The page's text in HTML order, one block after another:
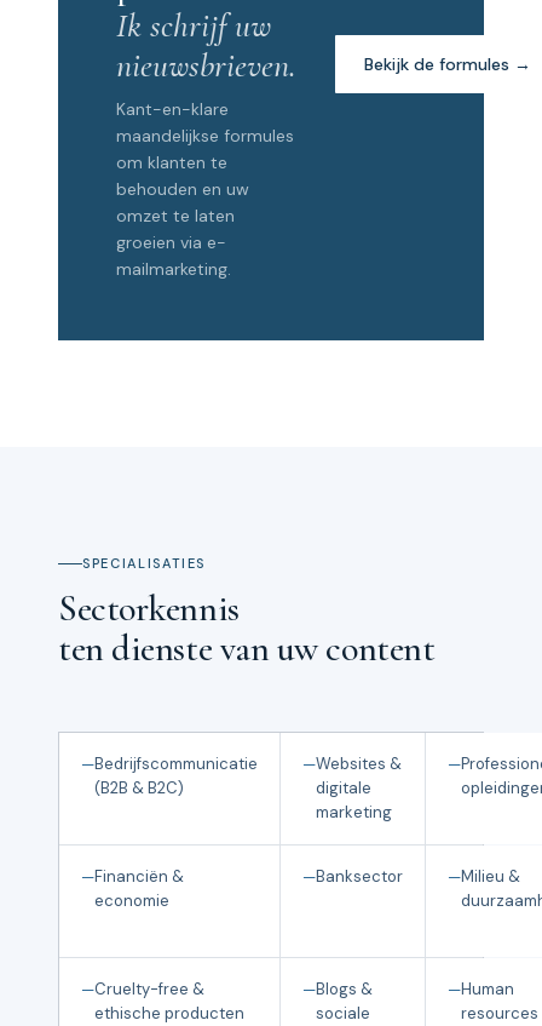
Ik schrijf uw
nieuwsbrieven.
Kant-en-klare
maandelijkse formules
om klanten te
behouden en uw
omzet te laten
groeien via e-
mailmarketing.
Bekijk de formules →
SPECIALISATIES
Sectorkennis
ten dienste van uw content
Bedrijfscommunicatie
(B2B & B2C)
Websites &
digitale
marketing
Financiën &
economie
Banksector
Milieu &
Cruelty-free &
ethische producten
Blogs &
sociale
Human
resources